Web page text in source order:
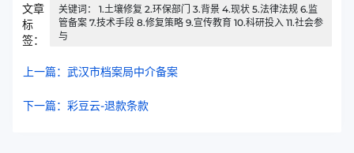
文章
标
签：
关键词： 1.土壤修复 2.环保部门 3.背景 4.现状 5.法律法规 6.监
管备案 7.技术手段 8.修复策略 9.宣传教育 10.科研投入 11.社会参
与
上一篇：武汉市档案局中介备案
下一篇：彩豆云-退款条款